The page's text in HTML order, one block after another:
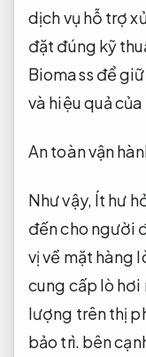
dịch vụ hỗ trợ
đặt đúng kỹ
Biomass để
và hiệu quả
An toàn vận
Như vậy, Ít hư
đến cho người
vị về mặt hàng
cung cấp lò
lượng trên thị
bảo trì. bên